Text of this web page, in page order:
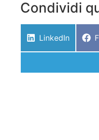
Condividi
LinkedIn